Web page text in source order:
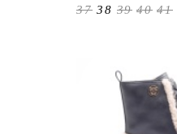
37 38 39 40 41